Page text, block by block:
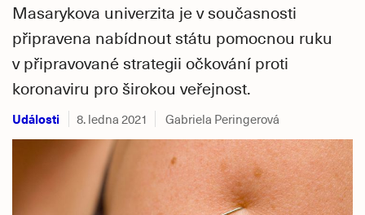
Masarykova univerzita je v současnosti
připravena nabídnout státu pomocnou ruku
v připravované strategii očkování proti
koronaviru pro širokou veřejnost.
Události 8. ledna 2021 Gabriela Peringerová